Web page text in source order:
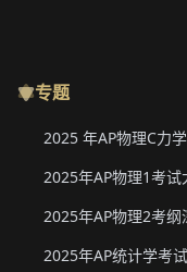
专题